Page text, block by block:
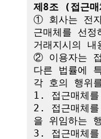
제8조 (접근
① 회사는 전
근매체를 선
거래지시의
② 이용자는 접
다른 법률에
각 호의 행위
1. 접근매체
2. 접근매체
을 위임하는
3. 접근매체